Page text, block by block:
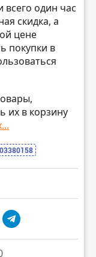
один час
скидка, а
цене
покупки в
их в корзину